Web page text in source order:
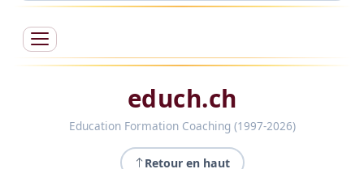
educh.ch
Education Formation Coaching (1997-2026)
Retour en haut